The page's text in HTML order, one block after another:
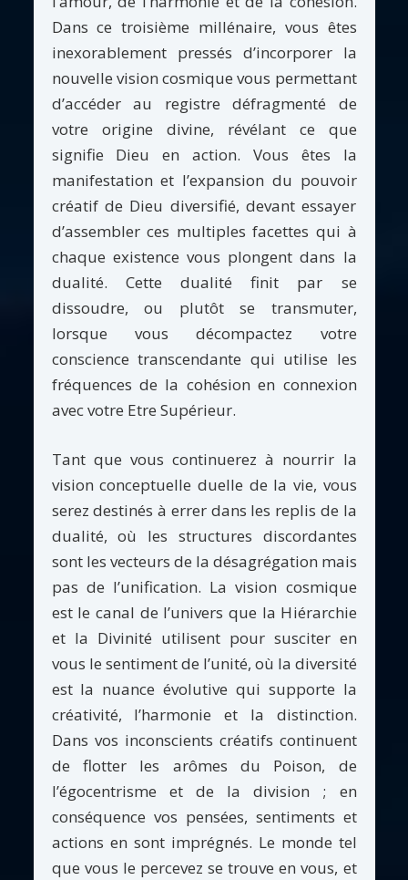
Dans ce troisième millénaire, vous êtes
inexorablement pressés d’incorporer la
nouvelle vision cosmique vous permettant
d’accéder au registre défragmenté de
votre origine divine, révélant ce que
signifie Dieu en action. Vous êtes la
manifestation et l’expansion du pouvoir
créatif de Dieu diversifié, devant essayer
d’assembler ces multiples facettes qui à
chaque existence vous plongent dans la
dualité. Cette dualité finit par se
dissoudre, ou plutôt se transmuter,
lorsque vous décompactez votre
conscience transcendante qui utilise les
fréquences de la cohésion en connexion
avec votre Etre Supérieur.
Tant que vous continuerez à nourrir la
vision conceptuelle duelle de la vie, vous
serez destinés à errer dans les replis de la
dualité, où les structures discordantes
sont les vecteurs de la désagrégation mais
pas de l’unification. La vision cosmique
est le canal de l’univers que la Hiérarchie
et la Divinité utilisent pour susciter en
vous le sentiment de l’unité, où la diversité
est la nuance évolutive qui supporte la
créativité, l’harmonie et la distinction.
Dans vos inconscients créatifs continuent
de flotter les arômes du Poison, de
l’égocentrisme et de la division ; en
conséquence vos pensées, sentiments et
actions en sont imprégnés. Le monde tel
que vous le percevez se trouve en vous, et